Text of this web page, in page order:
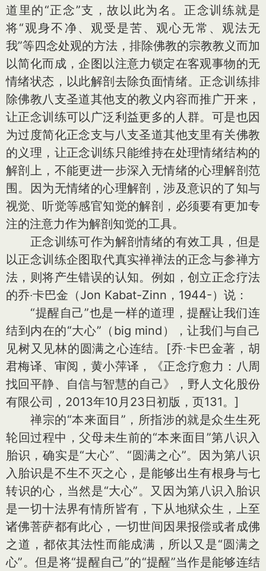
道里的“正念”支，故以此为名。正念训练就是
将“观身不净、观受是苦、观心无常、观法无
我”等四念处观的方法，排除佛教的宗教教义而加
以简化而成，企图以注意力锁定在客观事物的无
情绪状态，以此解剖去除负面情绪。正念训练排
除佛教八支圣道其他支的教义内容而推广开来，
让正念训练可以广泛利益更多的人群。可是也因
为过度简化正念支与八支圣道其他支里有关佛教
的义理，让正念训练只能维持在处理情绪结构的
解剖上，不能更进一步深入无情绪的心理解剖范
围。因为无情绪的心理解剖，涉及意识的了知与
视觉、听觉等感官知觉的解剖，必须要有更加专
注的注意力作为解剖知觉的工具。
正念训练可作为解剖情绪的有效工具，但是
以正念训练企图取代真实禅禅法的正念与参禅方
法，则将产生错误的认知。例如，创立正念疗法
的乔‧卡巴金（Jon Kabat-Zinn，1944-）说：
“提醒自己”也是一样的道理，提醒让我们连
结到内在的“大心”（big mind），让我们与自己
见树又见林的圆满之心连结。 [乔‧卡巴金著，胡
君梅译、审阅，黄小萍译，《正念疗愈力：八周
找回平静、自信与智慧的自己》，野人文化股份
有限公司，2013年10月23日初版，页131。]
禅宗的“本来面目”，所指涉的就是众生生死
轮回过程中，父母未生前的“本来面目”第八识入
胎识，确实是“大心”、“圆满之心”。因为第八识
入胎识是不生不灭之心，是能够出生有根身与七
转识的心，当然是“大心”。又因为第八识入胎识
是一切十法界有情所皆有，下从地狱众生，上至
诸佛菩萨都有此心，一切世间因果报偿或者成佛
之道，都依其法性而能成满，所以又是“圆满之
心”。但是将“提醒自己”的“提醒”当作是能够连结